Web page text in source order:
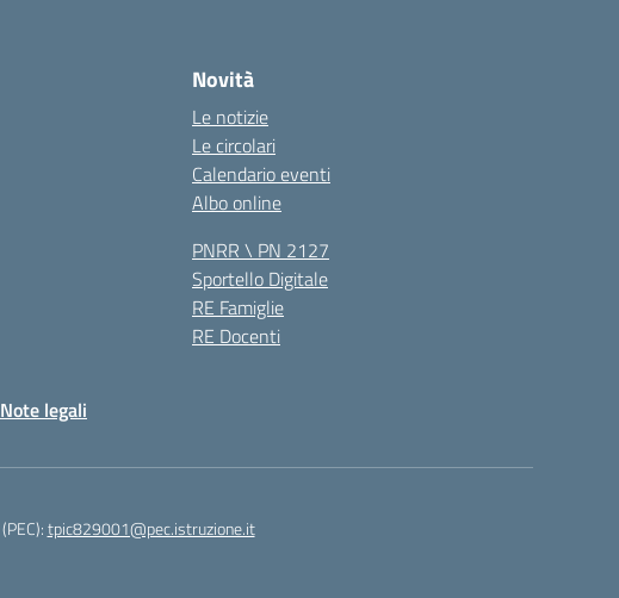
Novità
Le notizie
Le circolari
Calendario eventi
Albo online
PNRR \ PN 2127
Sportello Digitale
RE Famiglie
RE Docenti
Note legali
tpic829001@pec.istruzione.it